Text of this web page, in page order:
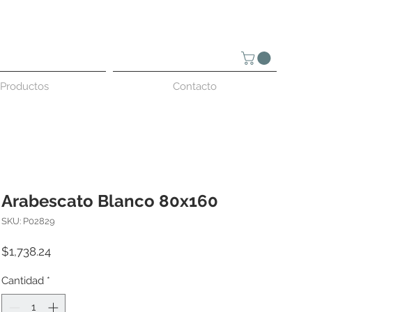
Productos Contacto
Arabescato Blanco 80x160
SKU: P02829
$1,738.24Precio
Cantidad *